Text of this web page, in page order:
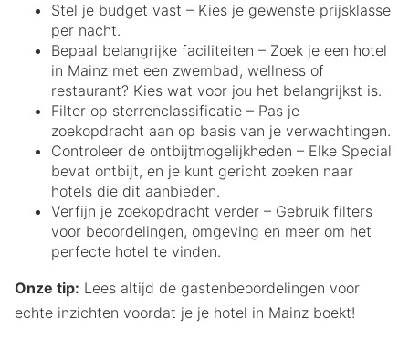
Stel je budget vast – Kies je gewenste prijsklasse
per nacht.
Bepaal belangrijke faciliteiten – Zoek je een hotel
in Mainz met een zwembad, wellness of
restaurant? Kies wat voor jou het belangrijkst is.
Filter op sterrenclassificatie – Pas je
zoekopdracht aan op basis van je verwachtingen.
Controleer de ontbijtmogelijkheden – Elke Special
bevat ontbijt, en je kunt gericht zoeken naar
hotels die dit aanbieden.
Verfijn je zoekopdracht verder – Gebruik filters
voor beoordelingen, omgeving en meer om het
perfecte hotel te vinden.
Onze tip: Lees altijd de gastenbeoordelingen voor
echte inzichten voordat je je hotel in Mainz boekt!